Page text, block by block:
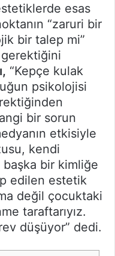
esas
“zaruri bir
bir talep mi”
gerektiğini
“Kepçe kulak
psikolojisi
bir sorun
etkisiyle
kendi
bir kimliğe
edilen estetik
değil çocuktaki
taraftarıyız.
düşüyor” dedi.